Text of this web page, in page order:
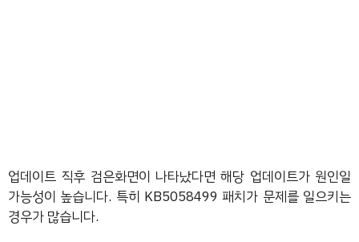
업데이트 직후 검은화면이 나타났다면 해당 업데이트가 원인일
가능성이 높습니다. 특히 KB5058499 패치가 문제를 일으키는
경우가 많습니다.